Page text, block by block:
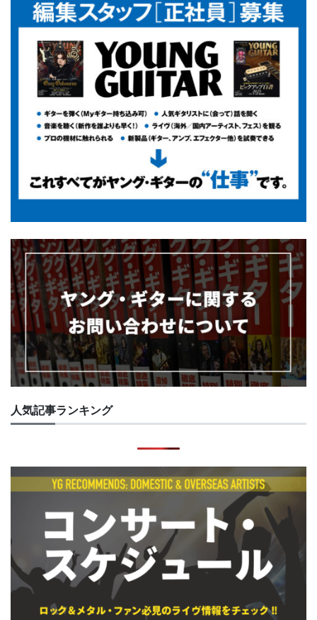
人気記事ランキング